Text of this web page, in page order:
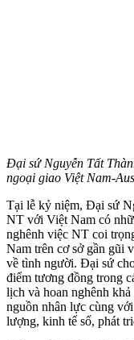
Đại sứ Nguyễn Tất
ngoại giao Việt Nam-
Tại lễ kỷ niệm, Đại sứ
NT với Việt Nam có
nghênh việc NT coi
Nam trên cơ sở gần gũi
về tình người. Đại sứ
điểm tương đồng trong
lịch và hoan nghênh
nguồn nhân lực cùng
lượng, kinh tế số, phát